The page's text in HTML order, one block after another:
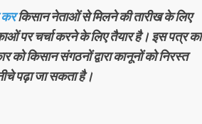
करकिसान नेताओं से मिलने की तारीख के लिए
पर चर्चा करने के लिए तैयार है। इस पत्र का
किसान संगठनों द्वारा कानूनों को निरस्त
पढ़ा जा सकता है।